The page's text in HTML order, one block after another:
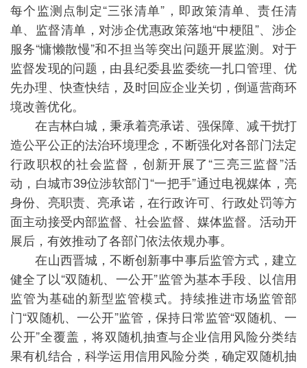
每个监测点制定“三张清单”，即政策清单、责任清
单、监督清单，对涉企优惠政策落地“中梗阻”、涉企
服务“慵懒散慢”和不担当等突出问题开展监测。对于
监督发现的问题，由县纪委县监委统一扎口管理、优
先办理、快查快结，及时回应企业关切，倒逼营商环
境改善优化。
在吉林白城，秉承着亮承诺、强保障、减干扰打
造公平公正的法治环境理念，不断强化对各部门法定
行政职权的社会监督，创新开展了“三亮三监督”活
动，白城市39位涉软部门“一把手”通过电视媒体，亮
身份、亮职责、亮承诺，在行政许可、行政处罚等方
面主动接受内部监督、社会监督、媒体监督。活动开
展后，有效推动了各部门依法依规办事。
在山西晋城，不断创新事中事后监管方式，建立
健全了以“双随机、一公开”监管为基本手段、以信用
监管为基础的新型监管模式。持续推进市场监管部
门“双随机、一公开”监管，保持日常监管“双随机、一
公开”全覆盖，将双随机抽查与企业信用风险分类结
果有机结合，科学运用信用风险分类，确定双随机抽